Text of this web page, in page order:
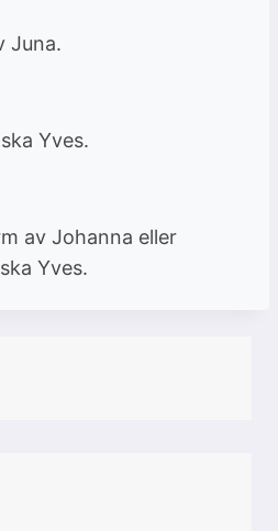
Juna.
Yves.
av Johanna eller
Yves.